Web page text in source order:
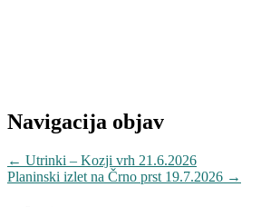
Navigacija objav
← Utrinki – Kozji vrh 21.6.2026
Planinski izlet na Črno prst 19.7.2026 →